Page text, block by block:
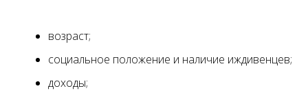
возраст;
социальное положение и наличие иждивенцев;
доходы;